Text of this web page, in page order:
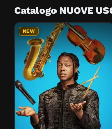
Catalogo NUOVE
NEW